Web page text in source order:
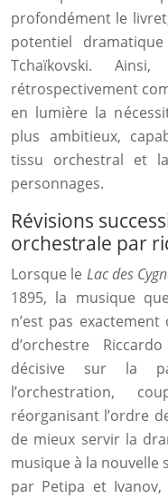
profondément le
potentiel
Tchaïkovski.
rétrospectivement
en lumière la
plus ambitieux,
tissu orchestral et
personnages.
Révisions
orchestrale par
Lorsque le Lac des
1895, la musique
n’est pas
d’orchestre
décisive sur la
l’orchestration,
réorganisant l’ordre
de mieux servir la
musique à la
par Petipa et